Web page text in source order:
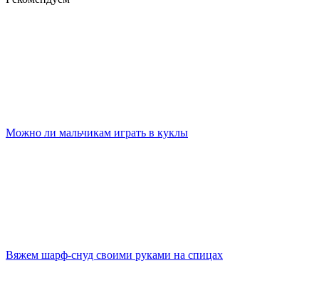
Можно ли мальчикам играть в куклы
Вяжем шарф-снуд своими руками на спицах